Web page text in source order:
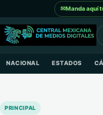
Saltar al contenido
✉Manda aquí
NACIONAL ESTADOS
PRINCIPAL